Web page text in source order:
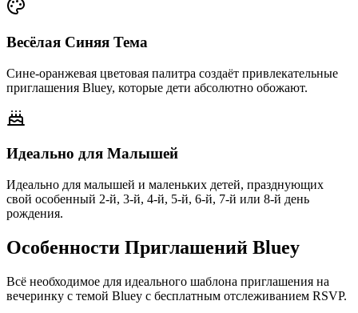
Весёлая Синяя Тема
Сине-оранжевая цветовая палитра создаёт привлекательные
приглашения Bluey, которые дети абсолютно обожают.
Идеально для Малышей
Идеально для малышей и маленьких детей, празднующих
свой особенный 2-й, 3-й, 4-й, 5-й, 6-й, 7-й или 8-й день
рождения.
Особенности Приглашений Bluey
Всё необходимое для идеального шаблона приглашения на
вечеринку с темой Bluey с бесплатным отслеживанием RSVP.